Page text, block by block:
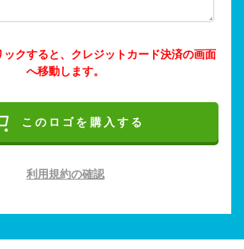
クすると、クレジットカード決済の画面
へ移動します。
このロゴを購入する
利用規約の確認